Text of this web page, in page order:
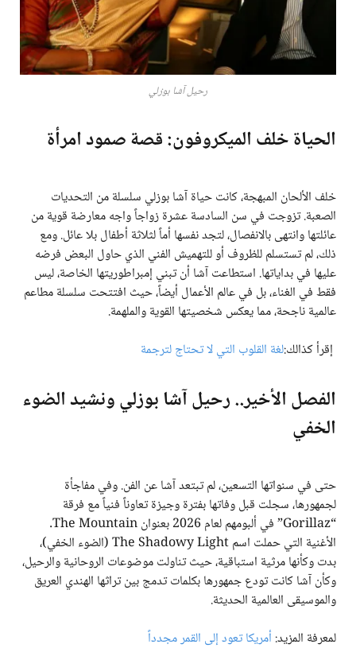
رحيل آشا بوزلي
الحياة خلف الميكروفون: قصة صمود امرأة
خلف الألحان المبهجة، كانت حياة آشا بوزلي سلسلة من التحديات
الصعبة. تزوجت في سن السادسة عشرة زواجاً واجه معارضة قوية من
عائلتها وانتهى بالانفصال، لتجد نفسها أماً لثلاثة أطفال بلا عائل. ومع
ذلك، لم تستسلم للظروف أو للتهميش الفني الذي حاول البعض فرضه
عليها في بداياتها. استطاعت آشا أن تبني إمبراطوريتها الخاصة، ليس
فقط في الغناء، بل في عالم الأعمال أيضاً، حيث افتتحت سلسلة مطاعم
عالمية ناجحة، مما يعكس شخصيتها القوية والملهمة.
إقرأ كذالك:لغة القلوب التي لا تحتاج لترجمة
الفصل الأخير.. رحيل آشا بوزلي ونشيد الضوء
الخفي
حتى في سنواتها التسعين، لم تبتعد آشا عن الفن. وفي مفاجأة
لجمهورها، سجلت قبل وفاتها بفترة وجيزة تعاوناً فنياً مع فرقة
“Gorillaz” في ألبومهم لعام 2026 بعنوان The Mountain.
الأغنية التي حملت اسم The Shadowy Light (الضوء الخفي)،
بدت وكأنها مرثية استباقية، حيث تناولت موضوعات الروحانية والرحيل،
وكأن آشا كانت تودع جمهورها بكلمات تدمج بين تراثها الهندي العريق
والموسيقى العالمية الحديثة.
لمعرفة المزيد: أمريكا تعود إلى القمر مجدداً